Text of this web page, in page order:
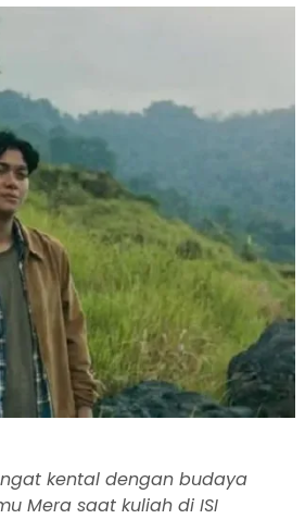
kental dengan budaya
Mera saat kuliah di ISI